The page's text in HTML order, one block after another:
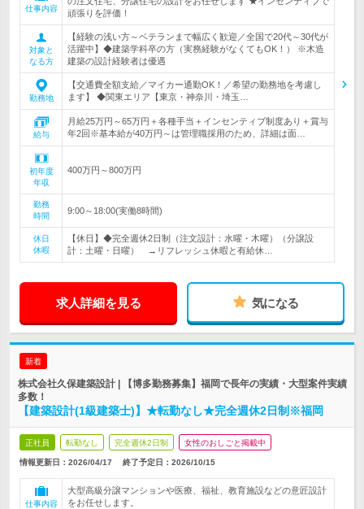
仕事内容
頑張りを評価！
対象と
なる方
【経験の浅い方～ベテランまで幅広く歓迎／全国で20代～30代が
活躍中】◆建築学科卒の方（実務経験がなくてもOK！） ※木造
建築の設計経験者は優遇
勤務地
【交通費全額支給／マイカー通勤OK！／希望の勤務地を考慮し
ます】 ◆関東エリア【東京・神奈川・埼玉…
給与
月給25万円～65万円＋各種手当＋インセンティブ制度あり＋賞与
年2回※基本給が40万円～は管理職採用のため、詳細は面…
初年度
年収
400万円～800万円
勤務
時間
9:00～18:00(実働8時間)
休日
休暇
【休日】◆完全週休2日制（注文設計：水曜・木曜）（分譲設
計：土曜・日曜） →リフレッシュ休暇と有給休…
求人詳細を見る 気になる
新着
株式会社久保建築設計 | 【博多勤務募集】福岡で長年の実績・大型案件実績
多数！
【建築設計(1級建築士)】★転勤なし★完全週休2日制※福岡
正社員 転勤なし 完全週休2日制 女性のおしごと掲載中
情報更新日：2026/04/17 終了予定日： 2026/10/15
仕事内容
大型高級分譲マンションや医療、福祉、教育施設などの意匠設計
をお任せします。